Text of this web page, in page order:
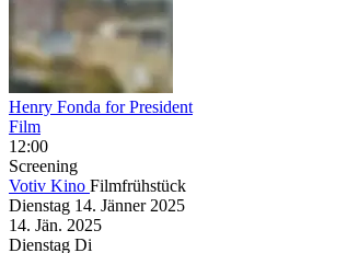
Henry Fonda for President
Film
12:00
Screening
Votiv Kino Filmfrühstück
Dienstag 14. Jänner 2025
14. Jän. 2025
Dienstag Di